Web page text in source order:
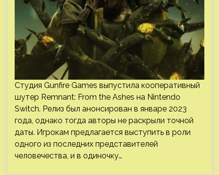
Студия Gunfire Games выпустила кооперативный
шутер Remnant: From the Ashes на Nintendo
Switch. Релиз был анонсирован в январе 2023
года, однако тогда авторы не раскрыли точной
даты. Игрокам предлагается выступить в роли
одного из последних представителей
человечества, и в одиночку…